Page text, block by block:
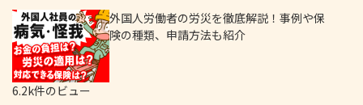
外国人労働者の労災を徹底解説！事例や保
険の種類、申請方法も紹介
6.2k件のビュー